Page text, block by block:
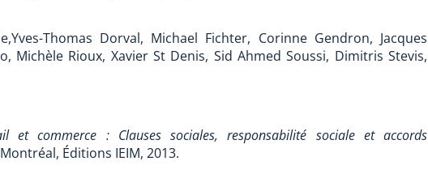
Thomas Dorval, Michael Fichter, Corinne Gendron, Jacques
Michèle Rioux, Xavier St Denis, Sid Ahmed Soussi, Dimitris Stevis,
et commerce : Clauses sociales, responsabilité sociale et accords
Éditions IEIM, 2013.